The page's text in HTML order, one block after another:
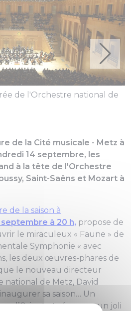
de l'Orchestre national de
de la Cité musicale - Metz à
14 septembre, les
à la tête de l'Orchestre
Saint-Saëns et Mozart à
de la saison à
à 20 h, propose de
le miraculeux « Faune » de
Symphonie « avec
les deux œuvres-phares de
le nouveau directeur
national de Metz, David
sa saison… Un
l’Orient et réservera un joli